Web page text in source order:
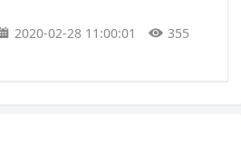
2020-02-28 11:00:01 355